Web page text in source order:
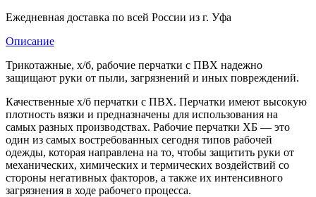
Ежедневная доставка по всей России из г. Уфа
Описание
Трикотажные, х/б, рабочие перчатки с ПВХ надежно
защищают руки от пыли, загрязнений и иных повреждений.
Качественные х/б перчатки с ПВХ. Перчатки имеют высокую
плотность вязки и предназначены для использования на
самых разных производствах. Рабочие перчатки ХБ — это
один из самых востребованных сегодня типов рабочей
одежды, которая направлена на то, чтобы защитить руки от
механических, химических и термических воздействий со
стороны негативных факторов, а также их интенсивного
загрязнения в ходе рабочего процесса.